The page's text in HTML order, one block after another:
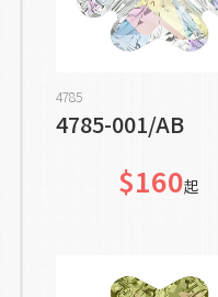
4785
4785-001/AB
$160起